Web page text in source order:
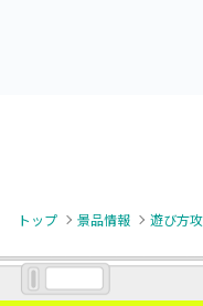
トップ 景品情報 遊び方